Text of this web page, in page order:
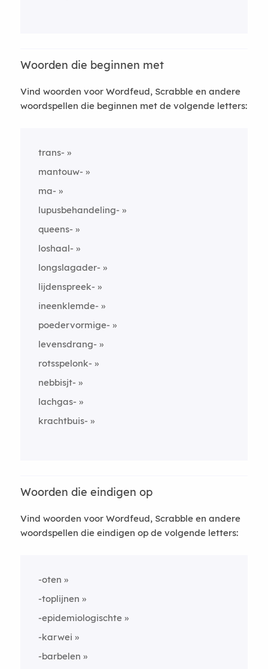
Woorden die beginnen met
Vind woorden voor Wordfeud, Scrabble en andere
woordspellen die beginnen met de volgende letters:
trans-
mantouw-
ma-
lupusbehandeling-
queens-
loshaal-
longslagader-
lijdenspreek-
ineenklemde-
poedervormige-
levensdrang-
rotsspelonk-
nebbisjt-
lachgas-
krachtbuis-
Woorden die eindigen op
Vind woorden voor Wordfeud, Scrabble en andere
woordspellen die eindigen op de volgende letters:
-oten
-toplijnen
-epidemiologischte
-karwei
-barbelen